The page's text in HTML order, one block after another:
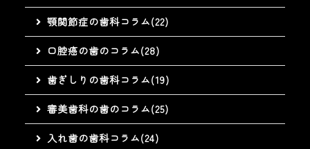
顎関節症の歯科コラム(22)
口腔癌の歯のコラム(28)
歯ぎしりの歯科コラム(19)
審美歯科の歯のコラム(25)
入れ歯の歯科コラム(24)